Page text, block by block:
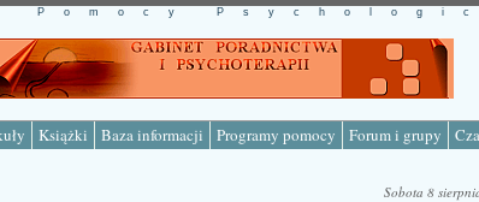
Książki Baza informacji Programy pomocy Forum i grupy
Pomocy
Sobota 8